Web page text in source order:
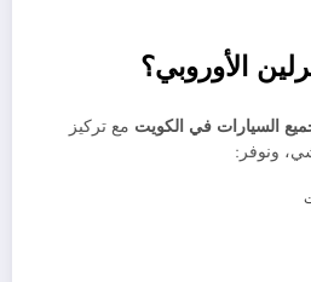
الأوروبي؟
السيارات في الكويت مع تركيز
ونوفر: